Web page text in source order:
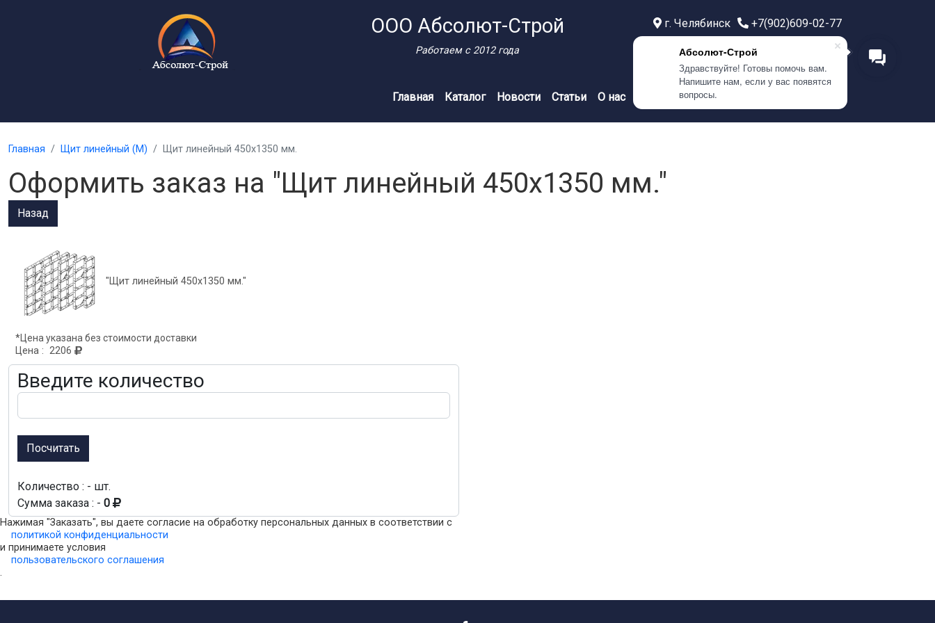
Абсолют-Строй
Здравствуйте! Готовы помочь вам.
Напишите нам, если у вас появятся
вопросы.
ООО Абсолют-Строй
Работаем с 2012 года
г. Челябинск
+7(902)609-02-77
+7(999)586-21-77
г. Самара
+7(908)0400-304
Главная Каталог Новости Статьи О нас Контакты
Главная Щит линейный (М) Щит линейный 450х1350 мм.
Оформить заказ на "Щит линейный 450х1350 мм."
"Щит линейный 450х1350 мм."
*Цена указана без стоимости доставки
Цена : 2206
Введите количество
Посчитать
Количество : - шт.
Сумма заказа : - 0
Нажимая "Заказать", вы даете согласие на обработку персональных данных в соответствии с
политикой конфиденциальности
и принимаете условия
пользовательского соглашения
.